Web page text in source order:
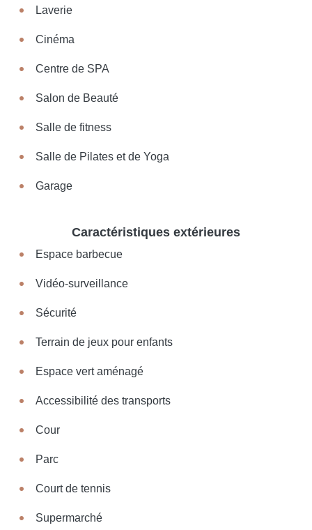
Laverie
Cinéma
Centre de SPA
Salon de Beauté
Salle de fitness
Salle de Pilates et de Yoga
Garage
Caractéristiques extérieures
Espace barbecue
Vidéo-surveillance
Sécurité
Terrain de jeux pour enfants
Espace vert aménagé
Accessibilité des transports
Cour
Parc
Court de tennis
Supermarché